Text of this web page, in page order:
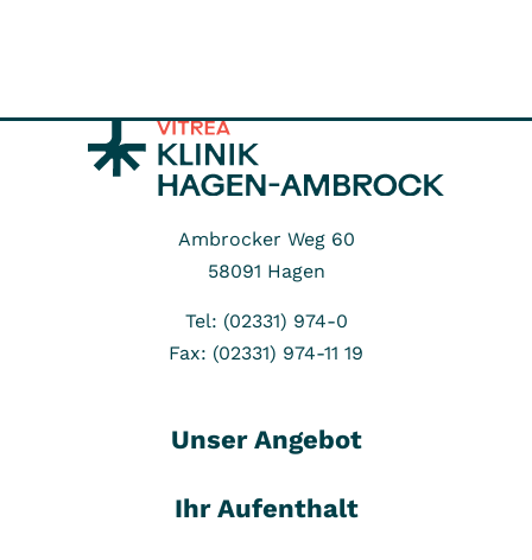
Ambrocker Weg 60
58091 Hagen
Tel: (02331) 974-0
Fax: (02331) 974-11 19
Unser Angebot
Ihr Aufenthalt